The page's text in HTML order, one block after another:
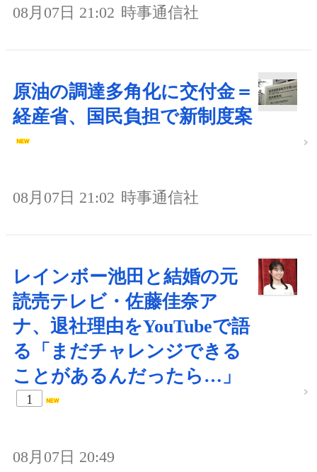
08月07日 21:02 時事通信社
原油の調達多角化に交付金＝
経産省、国民負担で新制度案
08月07日 21:02 時事通信社
レインボー池田と結婚の元
読売テレビ・佐藤佳奈ア
ナ、退社理由をYouTubeで語
る「まだチャレンジできる
ことがあるんだったら…」
1
08月07日 20:49